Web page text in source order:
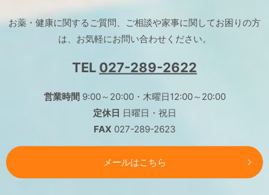
薬剤師が教える花粉症点鼻薬の効果100パーセント引
き出す使用法
月の自己負担額が負担になりそうなとき
2022/11/03
マグカップ一つで体の中からキレイに
お薬・健康に関するご質問、ご相談や家事に関してお困りの方
は、お気軽にお問い合わせください。
TEL 027-289-2622
営業時間9:00～20:00・木曜日12:00～20:00
定休日 日曜日・祝日
FAX 027-289-2623
メールはこちら